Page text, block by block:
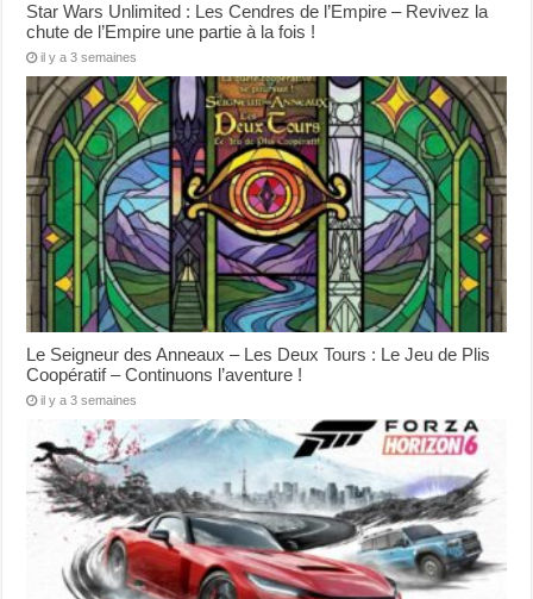
Star Wars Unlimited : Les Cendres de l’Empire – Revivez la
chute de l’Empire une partie à la fois !
il y a 3 semaines
Le Seigneur des Anneaux – Les Deux Tours : Le Jeu de Plis
Coopératif – Continuons l’aventure !
il y a 3 semaines